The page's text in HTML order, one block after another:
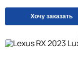
Хочу заказать